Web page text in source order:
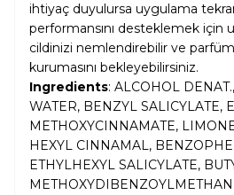
ihtiyaç duyulursa uygulama
performansını desteklemek için
cildinizi nemlendirebilir ve
kurumasını bekleyebilirsiniz.
Ingredients: ALCOHOL
WATER, BENZYL SALICYLATE,
METHOXYCINNAMATE,
HEXYL CINNAMAL,
ETHYLHEXYL SALICYLATE,